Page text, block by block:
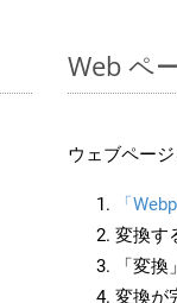
Web ペ
ウェブペー
「
変換す
「変
変換が